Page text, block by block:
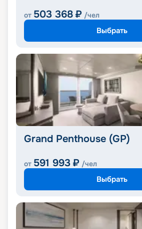
от 503 368 ₽ /чел
Выбрать
Grand Penthouse (GP)
от 591 993 ₽ /чел
Выбрать